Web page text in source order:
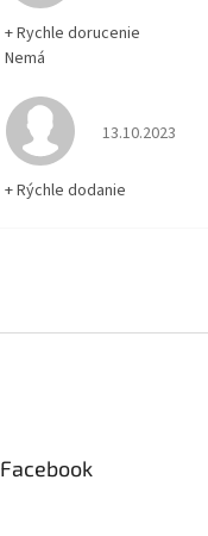
+ Rychle dorucenie
Nemá
Hodnotenie
13.10.2023
+ Rýchle dodanie
Facebook